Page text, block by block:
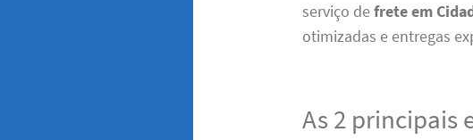
serviço defrete em
otimizadas e entregas
As 2 principais